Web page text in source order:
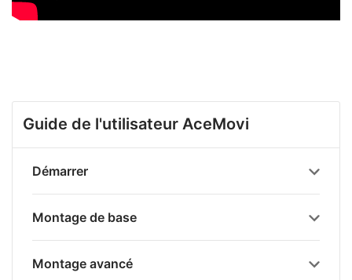
Guide de l'utilisateur AceMovi
Démarrer
Montage de base
Montage avancé